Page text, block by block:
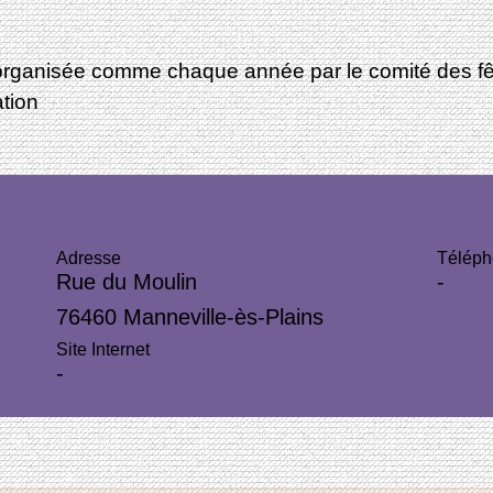
comme chaque année par le comité des
Adresse
Rue du Moulin
76460 Manneville-ès-Plains
-
Site Internet
-